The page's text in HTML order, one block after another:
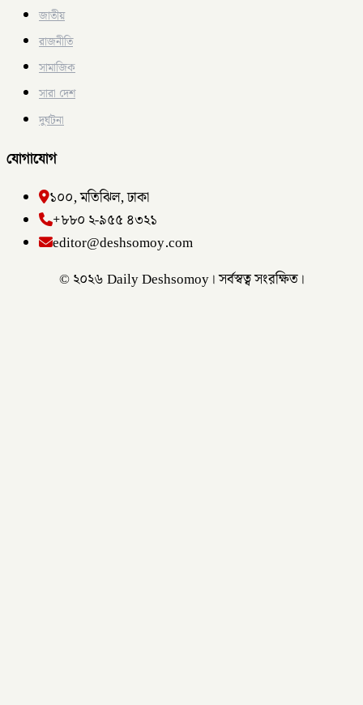
জাতীয়
রাজনীতি
সামাজিক
সারা দেশ
দুর্ঘটনা
যোগাযোগ
১০০, মতিঝিল, ঢাকা
+৮৮০ ২-৯৫৫ ৪৩২১
editor@deshsomoy.com
© ২০২৬ Daily Deshsomoy। সর্বস্বত্ব সংরক্ষিত।